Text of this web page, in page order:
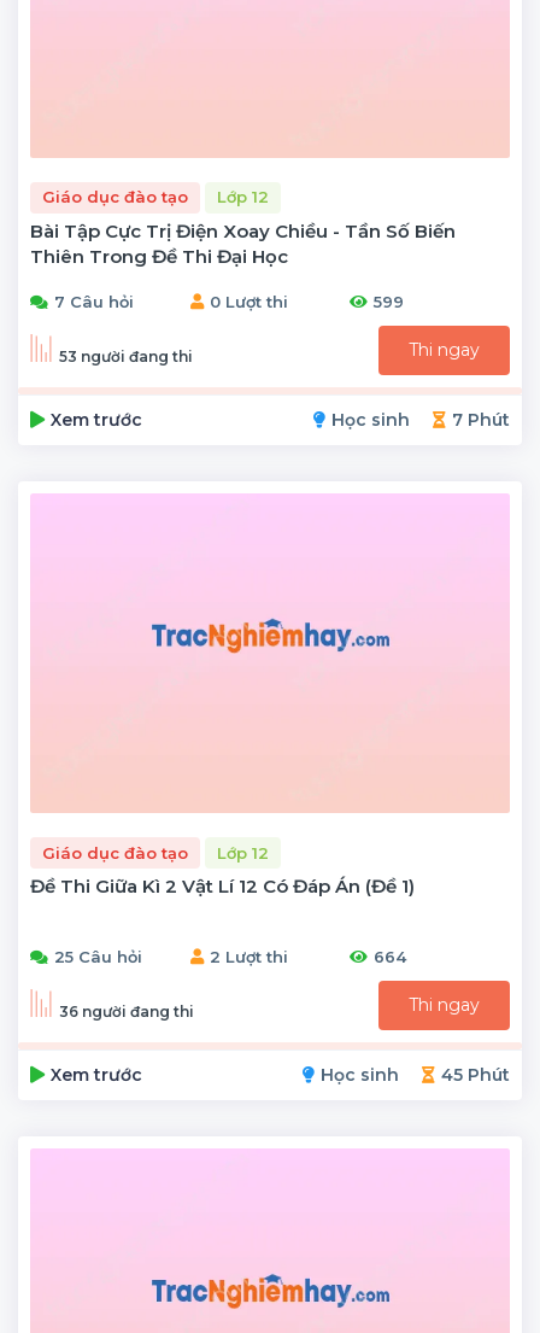
Giáo dục đào tạo Lớp 12
Bài Tập Cực Trị Điện Xoay Chiều - Tần Số Biến
Thiên Trong Đề Thi Đại Học
7 Câu hỏi 0 Lượt thi 599
53 người đang thi Thi ngay
Xem trước Học sinh 7 Phút
Giáo dục đào tạo Lớp 12
Đề Thi Giữa Kì 2 Vật Lí 12 Có Đáp Án (Đề 1)
25 Câu hỏi 2 Lượt thi 664
36 người đang thi Thi ngay
Xem trước Học sinh 45 Phút